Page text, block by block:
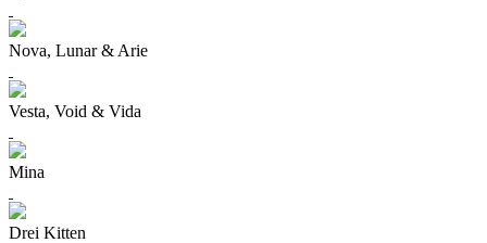
Nova, Lunar & Arie
Vesta, Void & Vida
Mina
Drei Kitten